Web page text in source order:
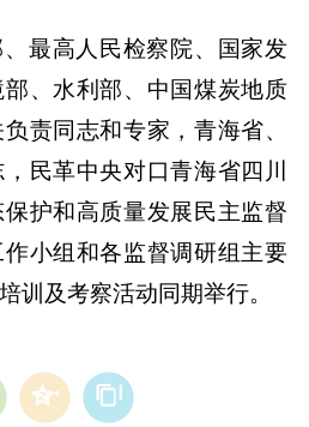
最高人民检察院、国家发
、水利部、中国煤炭地质
责同志和专家，青海省、
民革中央对口青海省四川
护和高质量发展民主监督
小组和各监督调研组主要
训及考察活动同期举行。